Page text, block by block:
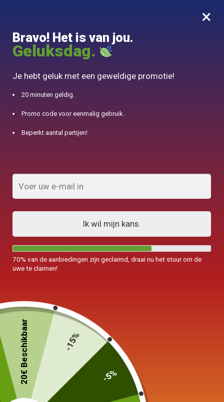
0
10% aangeboden voor 50€ aankopen met DJINN-code10
Blauwe Japanse Lettertype Theepot
Wazuqu Yoho 800ml
×
Bravo! Het is van jou.
Geluksdag.
Je hebt geluk met een geweldige promotie!
20 minuten geldig.
Promo code voor eenmalig gebruik.
Beperkt aantal partijen!
Ik wil mijn kans.
70% van de aanbiedingen zijn geclaimd, draai nu het stuur om de
uwe te claimen!
20€ Beschikbaar -15%
-5%